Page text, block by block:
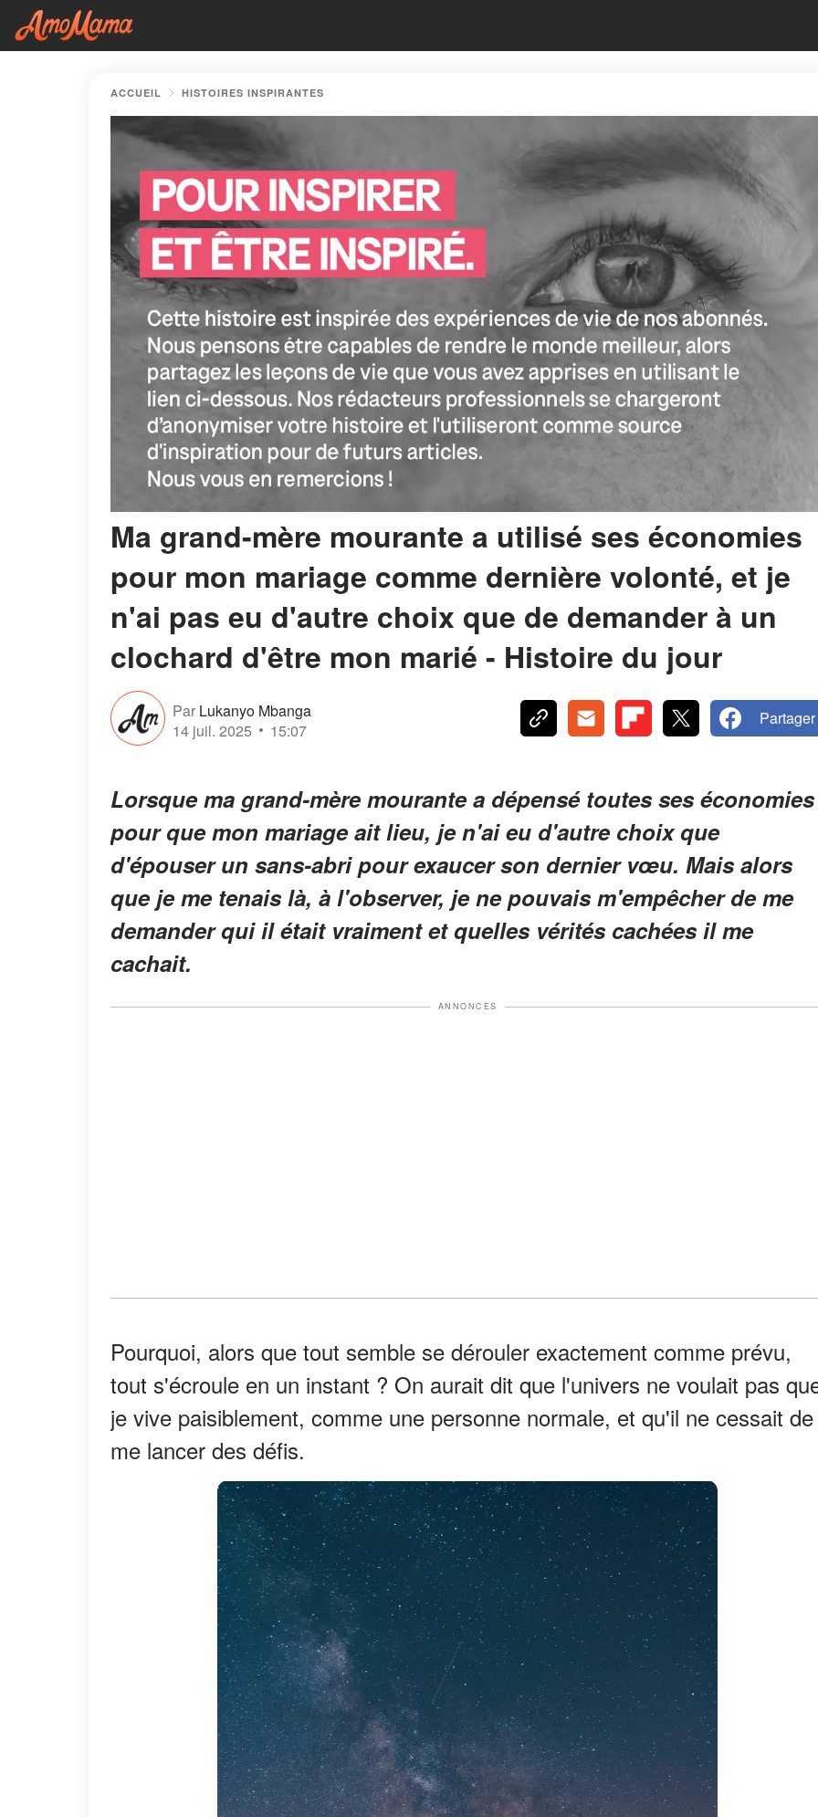
ACCUEIL HISTOIRES INSPIRANTES
Ma grand-mère mourante a utilisé ses économies
pour mon mariage comme dernière volonté, et je
n'ai pas eu d'autre choix que de demander à un
clochard d'être mon marié - Histoire du jour
Par Lukanyo Mbanga
14 juil. 2025
15:07
Partager
Lorsque ma grand-mère mourante a dépensé toutes ses économies
pour que mon mariage ait lieu, je n'ai eu d'autre choix que
d'épouser un sans-abri pour exaucer son dernier vœu. Mais alors
que je me tenais là, à l'observer, je ne pouvais m'empêcher de me
demander qui il était vraiment et quelles vérités cachées il me
cachait.
ANNONCES
Pourquoi, alors que tout semble se dérouler exactement comme prévu,
tout s'écroule en un instant ? On aurait dit que l'univers ne voulait pas
je vive paisiblement, comme une personne normale, et qu'il ne cessait de
me lancer des défis.